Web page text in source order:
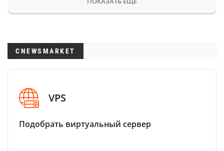
CNEWSMARKET
VPS
Подобрать виртуальный сервер